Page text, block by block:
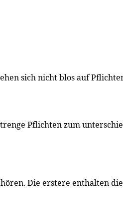
sich nicht blos auf
Pflichten zum
Die erstere enthalten